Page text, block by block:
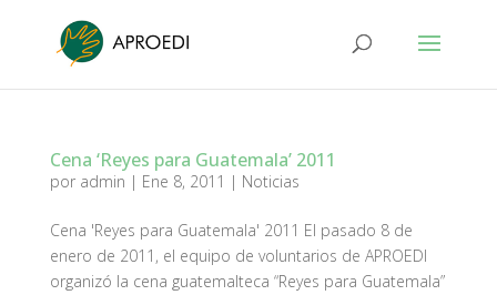
Cena ‘Reyes para Guatemala’ 2011
por admin | Ene 8, 2011 | Noticias
Cena 'Reyes para Guatemala' 2011 El pasado 8 de
enero de 2011, el equipo de voluntarios de APROEDI
organizó la cena guatemalteca “Reyes para Guatemala”